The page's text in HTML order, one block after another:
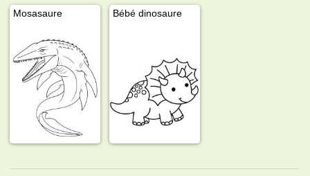
Mosasaure Bébé dinosaure